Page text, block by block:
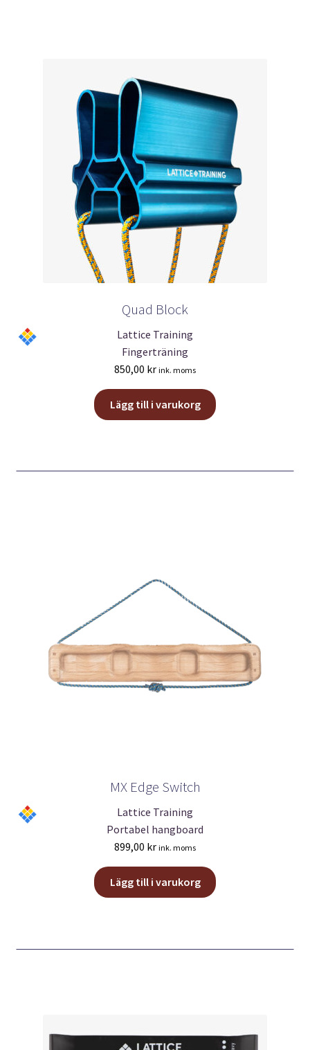
väljas
på
produktsidan
Quad Block
Lattice Training
Fingerträning
850,00 kr ink. moms
Lägg till i varukorg
MX Edge Switch
Lattice Training
Portabel hangboard
899,00 kr ink. moms
Lägg till i varukorg